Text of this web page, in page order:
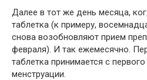
Далее в тот же день месяца,
таблетка (к примеру,
снова возобновляют прием
февраля). И так ежемесячно.
таблетка принимается с
менструации.